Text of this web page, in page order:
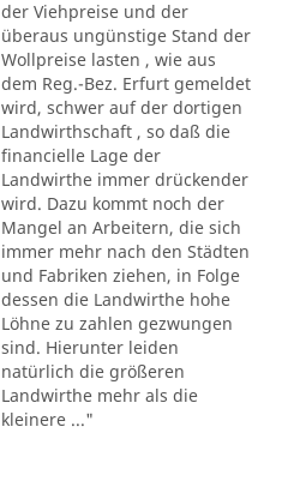
der Viehpreise und der
überaus ungünstige Stand der
Wollpreise lasten , wie aus
dem Reg.-Bez. Erfurt gemeldet
wird, schwer auf der dortigen
Landwirthschaft , so daß die
financielle Lage der
Landwirthe immer drückender
wird. Dazu kommt noch der
Mangel an Arbeitern, die sich
immer mehr nach den Städten
und Fabriken ziehen, in Folge
dessen die Landwirthe hohe
Löhne zu zahlen gezwungen
sind. Hierunter leiden
natürlich die größeren
Landwirthe mehr als die
kleinere ..."